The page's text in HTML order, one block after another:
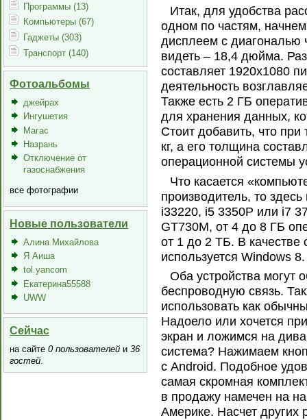
Программы (13)
Компьютеры (67)
Гаджеты (303)
Транспорт (140)
Фотоальбомы
джейрах
Ингушетия
Магас
Назрань
Отключение от
газоснабжения
все фотографии
Новые пользователи
Алина Михайлова
Я Аиша
tol.yancom
Екатерина55588
UWW
Сейчас
на сайте 0 пользователей и 36
гостей.
Итак, для удобства
одном по частям,
дисплеем с диагональю
видеть – 18,4 дюйма.
составляет 1920х1080
деятельность
Также есть 2 ГБ
для хранения данных,
Стоит добавить, что
кг, а его толщина
операционной системы
Что касается
производитель, то
i33220, i5 3350P или i7
GT730M, от 4 до 8 ГБ
от 1 до 2 ТБ. В качестве
используется Windows 8.
Оба устройства могут
беспроводную связь.
использовать как
Надоело или хочется
экран и ложимся на
система? Нажимаем
с Android. Подобное
самая скромная
в продажу намечен на
Америке. Насчет других